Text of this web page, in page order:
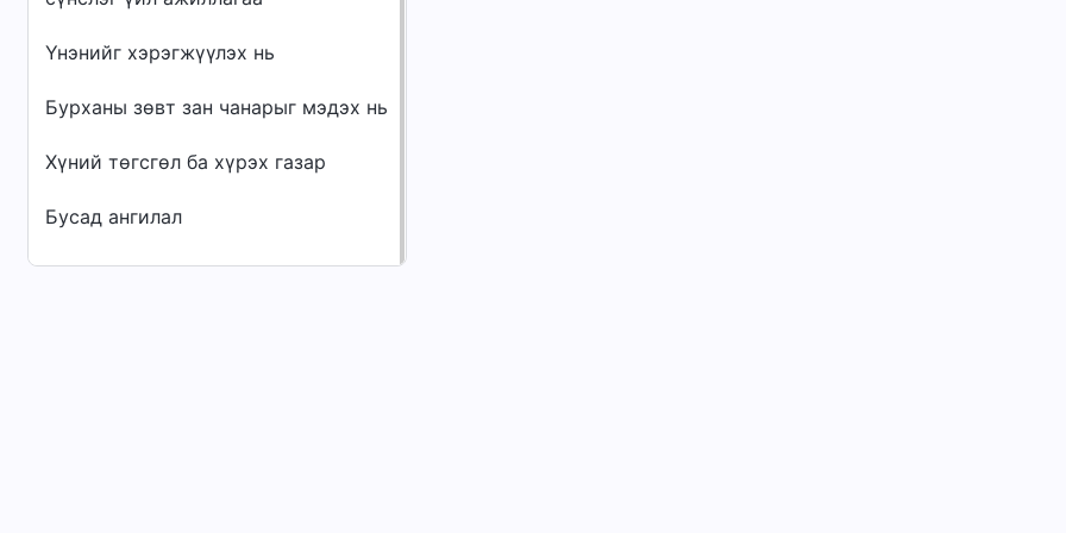
Үнэнийг хэрэгжүүлэх нь
Бурханы зөвт зан чанарыг мэдэх нь
Хүний төгсгөл ба хүрэх газар
Бусад ангилал